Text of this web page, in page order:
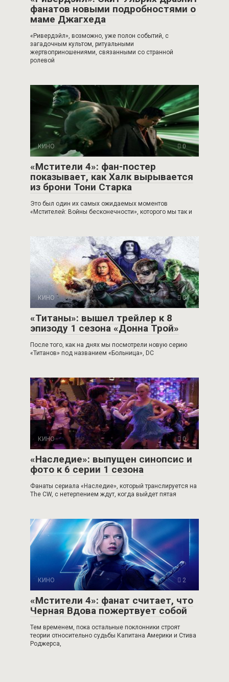
фанатов новыми подробностями о
маме Джагхеда
«Ривердэйл», возможно, уже полон событий, с
загадочным культом, ритуальными
жертвоприношениями, связанными со странной
ролевой
КИНО 0
«Мстители 4»: фан-постер
показывает, как Халк вырывается
из брони Тони Старка
Это был один их самых ожидаемых моментов
«Мстителей: Войны бесконечности», которого мы так и
КИНО 0
«Титаны»: вышел трейлер к 8
эпизоду 1 сезона «Донна Трой»
После того, как на днях мы посмотрели новую серию
«Титанов» под названием «Больница», DC
КИНО 0
«Наследие»: выпущен синопсис и
фото к 6 серии 1 сезона
Фанаты сериала «Наследие», который транслируется на
The CW, с нетерпением ждут, когда выйдет пятая
КИНО 2
«Мстители 4»: фанат считает, что
Черная Вдова пожертвует собой
Тем временем, пока остальные поклонники строят
теории относительно судьбы Капитана Америки и Стива
Роджерса,